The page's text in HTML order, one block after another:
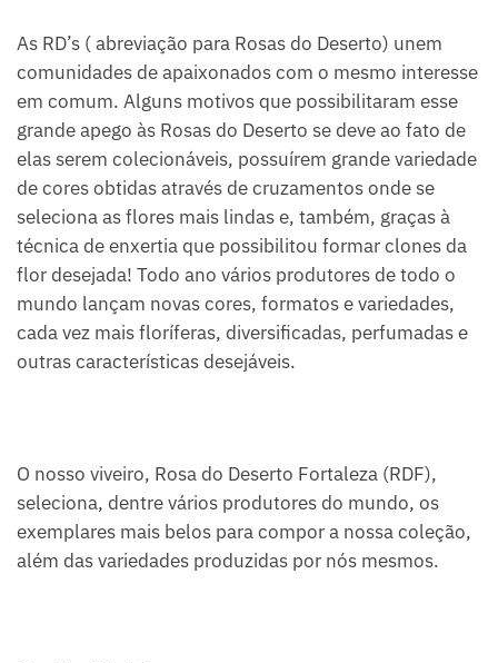
As RD’s ( abreviação para Rosas do Deserto) unem
comunidades de apaixonados com o mesmo interesse
em comum. Alguns motivos que possibilitaram esse
grande apego às Rosas do Deserto se deve ao fato de
elas serem colecionáveis, possuírem grande variedade
de cores obtidas através de cruzamentos onde se
seleciona as flores mais lindas e, também, graças à
técnica de enxertia que possibilitou formar clones da
flor desejada! Todo ano vários produtores de todo o
mundo lançam novas cores, formatos e variedades,
cada vez mais floríferas, diversificadas, perfumadas e
outras características desejáveis.
O nosso viveiro, Rosa do Deserto Fortaleza (RDF),
seleciona, dentre vários produtores do mundo, os
exemplares mais belos para compor a nossa coleção,
além das variedades produzidas por nós mesmos.